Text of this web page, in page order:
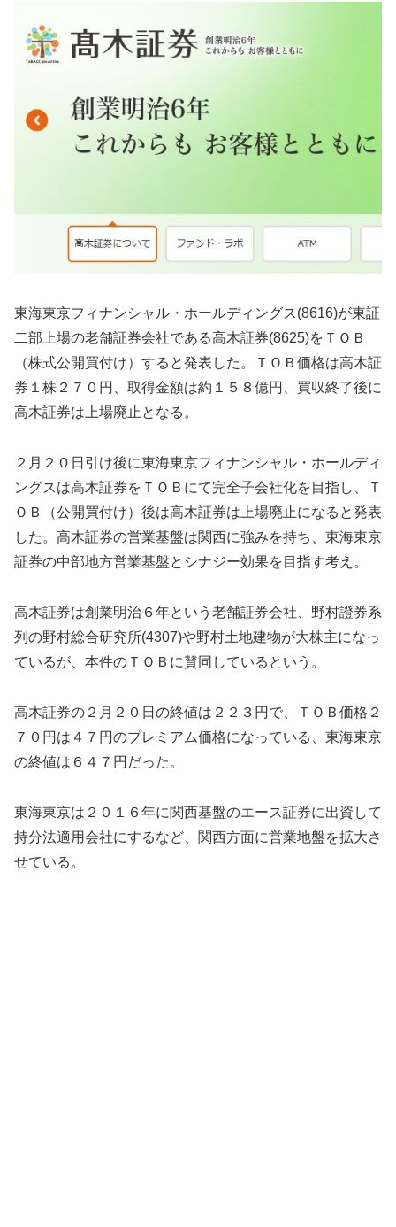
東海東京フィナンシャル・ホールディングス(8616)が東証
二部上場の老舗証券会社である高木証券(8625)をＴＯＢ
（株式公開買付け）すると発表した。ＴＯＢ価格は高木証
券１株２７０円、取得金額は約１５８億円、買収終了後に
高木証券は上場廃止となる。
２月２０日引け後に東海東京フィナンシャル・ホールディ
ングスは高木証券をＴＯＢにて完全子会社化を目指し、Ｔ
ＯＢ（公開買付け）後は高木証券は上場廃止になると発表
した。高木証券の営業基盤は関西に強みを持ち、東海東京
証券の中部地方営業基盤とシナジー効果を目指す考え。
高木証券は創業明治６年という老舗証券会社、野村證券系
列の野村総合研究所(4307)や野村土地建物が大株主になっ
ているが、本件のＴＯＢに賛同しているという。
高木証券の２月２０日の終値は２２３円で、ＴＯＢ価格２
７０円は４７円のプレミアム価格になっている、東海東京
の終値は６４７円だった。
東海東京は２０１６年に関西基盤のエース証券に出資して
持分法適用会社にするなど、関西方面に営業地盤を拡大さ
せている。